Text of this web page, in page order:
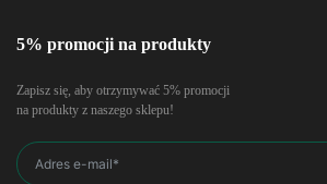
5% promocji na produkty
Zapisz się, aby otrzymywać 5% promocji
na produkty z naszego sklepu!